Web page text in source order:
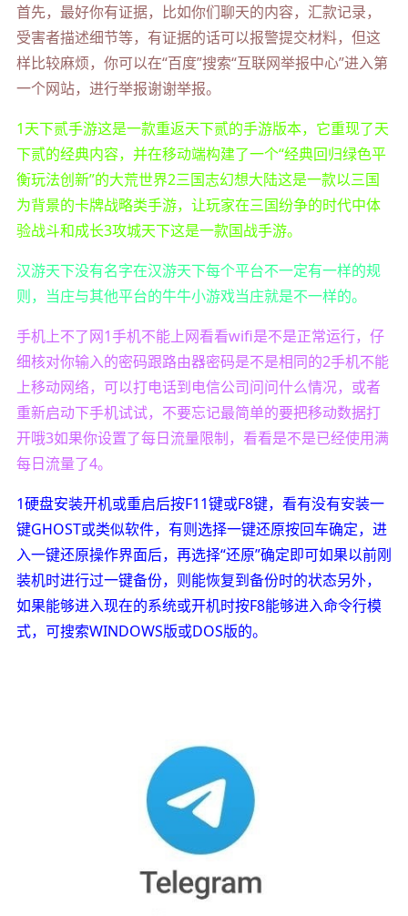
首先，最好你有证据，比如你们聊天的内容，汇款记录，
受害者描述细节等，有证据的话可以报警提交材料，但这
样比较麻烦，你可以在“百度”搜索“互联网举报中心”进入第
一个网站，进行举报谢谢举报。
1天下贰手游这是一款重返天下贰的手游版本，它重现了天
下贰的经典内容，并在移动端构建了一个“经典回归绿色平
衡玩法创新”的大荒世界2三国志幻想大陆这是一款以三国
为背景的卡牌战略类手游，让玩家在三国纷争的时代中体
验战斗和成长3攻城天下这是一款国战手游。
汉游天下没有名字在汉游天下每个平台不一定有一样的规
则，当庄与其他平台的牛牛小游戏当庄就是不一样的。
手机上不了网1手机不能上网看看wifi是不是正常运行，仔
细核对你输入的密码跟路由器密码是不是相同的2手机不能
上移动网络，可以打电话到电信公司问问什么情况，或者
重新启动下手机试试，不要忘记最简单的要把移动数据打
开哦3如果你设置了每日流量限制，看看是不是已经使用满
每日流量了4。
1硬盘安装开机或重启后按F11键或F8键，看有没有安装一
键GHOST或类似软件，有则选择一键还原按回车确定，进
入一键还原操作界面后，再选择“还原”确定即可如果以前刚
装机时进行过一键备份，则能恢复到备份时的状态另外，
如果能够进入现在的系统或开机时按F8能够进入命令行模
式，可搜索WINDOWS版或DOS版的。